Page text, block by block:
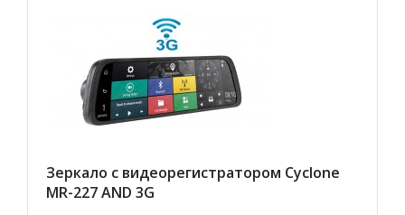
Зеркало с видеорегистратором Cyclone
MR-227 AND 3G